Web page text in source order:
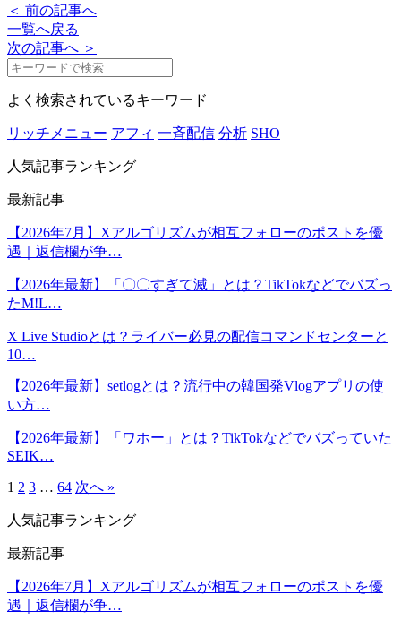
＜ 前の記事へ
一覧へ戻る
次の記事へ ＞
よく検索されているキーワード
リッチメニュー アフィ 一斉配信 分析 SHO
人気記事ランキング
最新記事
【2026年7月】Xアルゴリズムが相互フォローのポストを優
遇｜返信欄が争…
【2026年最新】「〇〇すぎて滅」とは？TikTokなどでバズっ
たM!L…
X Live Studioとは？ライバー必見の配信コマンドセンターと
10…
【2026年最新】setlogとは？流行中の韓国発Vlogアプリの使
い方…
【2026年最新】「ワホー」とは？TikTokなどでバズっていた
SEIK…
1 2 3 … 64 次へ »
人気記事ランキング
最新記事
【2026年7月】Xアルゴリズムが相互フォローのポストを優
遇｜返信欄が争…